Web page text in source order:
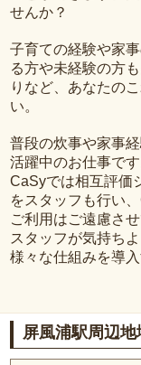
せんか？
子育ての経験や家
る方や未経験の方
りなど、あなたの
い。
普段の炊事や家事
活躍中のお仕事です
CaSyでは相互評価
をスタッフも行い
ご利用はご遠慮さ
スタッフが気持ち
様々な仕組みを導
屏風浦駅周辺